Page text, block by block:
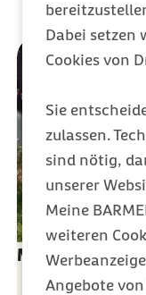
Dabei setzen
Cookies von
Sie
zulassen.
sind nötig,
unserer
Meine
weiteren
Angebote
Meine Barmer: